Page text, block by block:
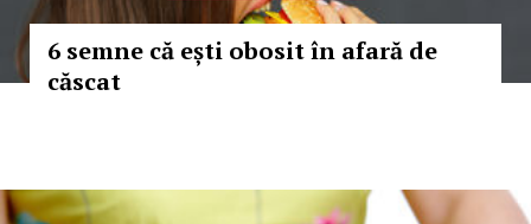
6 semne că ești obosit în afară de
căscat